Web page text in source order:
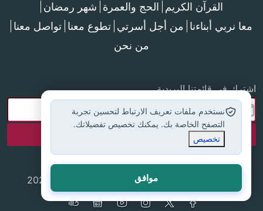
القرآن الكريم الحج والعمرة شهر رمضان
معا نربي أبناءنا من أجل أسرتي تطوع معنا تواصل معنا
من نحن
اشترك في قائمتنا البريدية
جميع الحقوق محفوظة لموقع إسلام أون لاين © 2025
نستخدم ملفات تعريف الارتباط لتحسين تجربة
التصفح الخاصة بك. يمكنك تخصيص تفضيلاتك.
تخصيص
موافق